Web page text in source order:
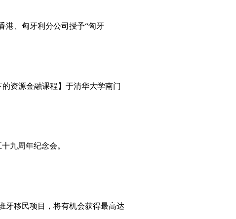
港、匈牙利分公司授予“匈牙
资源金融课程】于清华大学南门
九周年纪念会。
牙移民项目，将有机会获得最高达